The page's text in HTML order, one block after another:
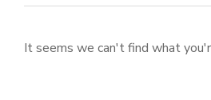
It seems we can't find what